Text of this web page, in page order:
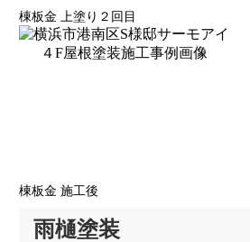
棟板金 上塗り２回目
棟板金 施工後
雨樋塗装